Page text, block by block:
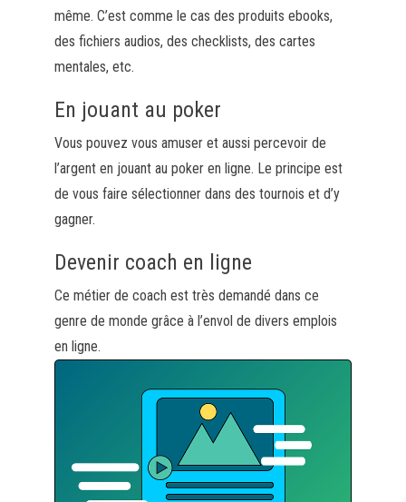
même. C’est comme le cas des produits ebooks,
des fichiers audios, des checklists, des cartes
mentales, etc.
En jouant au poker
Vous pouvez vous amuser et aussi percevoir de
l’argent en jouant au poker en ligne. Le principe est
de vous faire sélectionner dans des tournois et d’y
gagner.
Devenir coach en ligne
Ce métier de coach est très demandé dans ce
genre de monde grâce à l’envol de divers emplois
en ligne.